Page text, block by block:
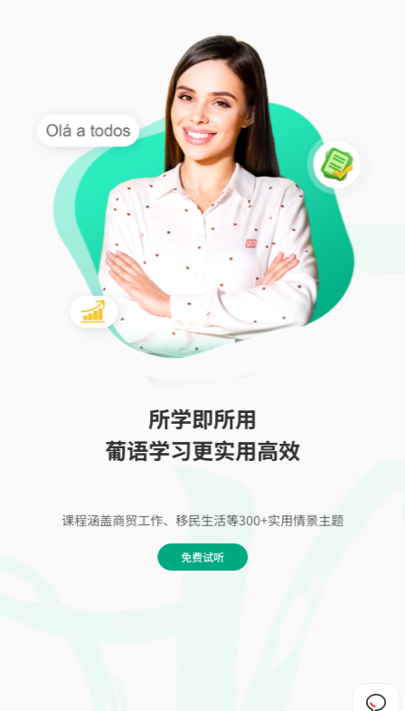
所学即所用
葡语学习更实用高效
课程涵盖商贸工作、移民生活等300+实用情景主题
免费试听